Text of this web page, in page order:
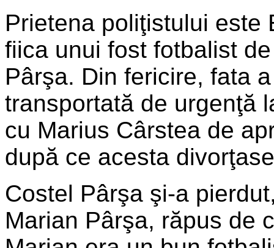
Prietena poliţistului este
fiica unui fost fotbalist
Pârşa. Din fericire, fata
transportată de urgenţă
cu Marius Cârstea de
după ce acesta
Costel Pârşa şi-a
Marian Pârşa, răpus de